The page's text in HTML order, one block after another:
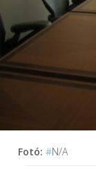
Fotó:#N/A